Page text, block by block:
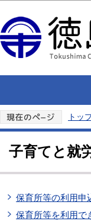
トッ
子育てと就
保育所等の利用申
保育所等を利用で